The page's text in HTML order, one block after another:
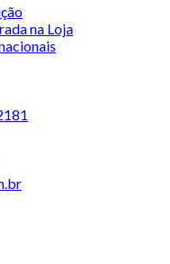
na Loja